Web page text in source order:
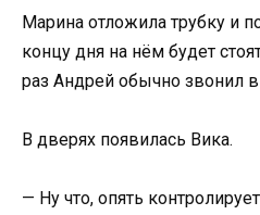
Марина отложила трубку и
концу дня на нём будет
раз Андрей обычно звонил в
В дверях появилась Вика.
— Ну что, опять